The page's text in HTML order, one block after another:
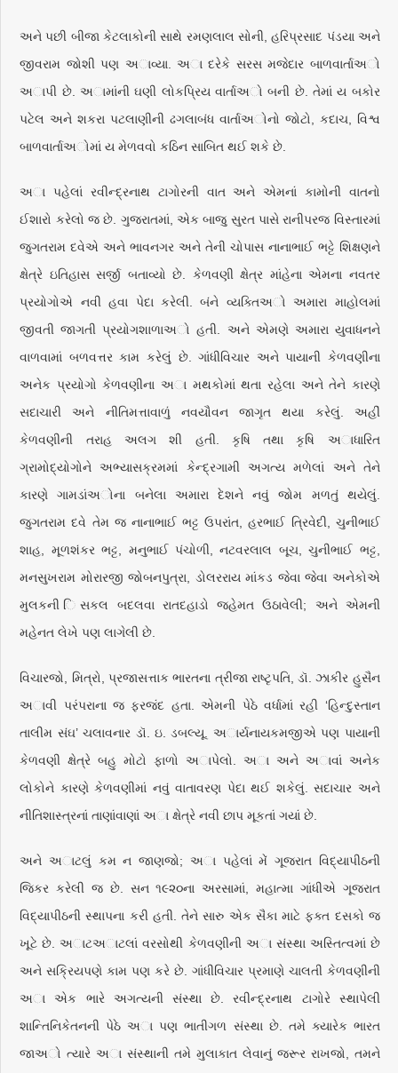
અને પછી બીજા કેટલાકોની સાથે રમણલાલ સોની, હરિપ્રસાદ પંડયા અને
જીવરામ જોશી પણ અાવ્યા. અા દરેકે સરસ મજેદાર બાળવાર્તાઅો
અાપી છે. અામાંની ઘણી લોકપ્રિય વાર્તાઅો બની છે. તેમાં ય બકોર
પટેલ અને શકરા પટલાણીની ઢગલાબંધ વાર્તાઅોનો જોટો, કદાચ, વિશ્વ
બાળવાર્તાઅોમાં ય મેળવવો કઠિન સાબિત થઈ શકે છે.
અા પહેલાં રવીન્દ્રનાથ ટાગોરની વાત અને એમનાં કામોની વાતનો
ઈશારો કરેલો જ છે. ગુજરાતમાં, એક બાજુ સુરત પાસે રાનીપરજ વિસ્તારમાં
જુગતરામ દવેએ અને ભાવનગર અને તેની ચોપાસ નાનાભાઈ ભટ્ટે શિક્ષણને
ક્ષેત્રે ઇતિહાસ સર્જી બતાવ્યો છે. કેળવણી ક્ષેત્ર માંહેના એમના નવતર
પ્રયોગોએ નવી હવા પેદા કરેલી. બંને વ્યક્તિઅો અમારા માહોલમાં
જીવતી જાગતી પ્રયોગશાળાઅો હતી. અને એમણે અમારા યુવાધનને
વાળવામાં બળવત્તર કામ કરેલું છે. ગાંધીવિચાર અને પાયાની કેળવણીના
અનેક પ્રયોગો કેળવણીના અા મથકોમાં થતા રહેલા અને તેને કારણે
સદાચારી અને નીતિમત્તાવાળું નવયૌવન જાગૃત થયા કરેલું. અહીં
કેળવણીની તરાહ અલગ શી હતી. કૃષિ તથા કૃષિ અાધારિત
ગ્રામોદ્યોગોને અભ્યાસક્રમમાં કેન્દ્રગામી અગત્ય મળેલાં અને તેને
કારણે ગામડાંઅોના બનેલા અમારા દેશને નવું જોમ મળતું થયેલું.
જુગતરામ દવે તેમ જ નાનાભાઈ ભટ્ટ ઉપરાંત, હરભાઈ ત્રિવેદી, ચુનીભાઈ
શાહ, મૂળશંકર ભટ્ટ, મનુભાઈ પંચોળી, નટવરલાલ બૂચ, ચુનીભાઈ ભટ્ટ,
મનસુખરામ મોરારજી જોબનપુત્રા, ડોલરરાય માંકડ જેવા જેવા અનેકોએ
મુલકની િસકલ બદલવા રાતદહાડો જહેમત ઉઠાવેલી; અને એમની
મહેનત લેખે પણ લાગેલી છે.
વિચારજો, મિત્રો, પ્રજાસત્તાક ભારતના ત્રીજા રાષ્ટૃપતિ, ડૉ. ઝાકીર હુસૈન
અાવી પરંપરાના જ ફરજંદ હતા. એમની પેઠે વર્ધામાં રહી ‘હિન્દુસ્તાન
તાલીમ સંઘ’ ચલાવનાર ડૉ. ઇ. ડબલ્યૂ. અાર્યનાયકમજીએ પણ પાયાની
કેળવણી ક્ષેત્રે બહુ મોટો ફાળો અાપેલો. અા અને અાવાં અનેક
લોકોને કારણે કેળવણીમાં નવું વાતાવરણ પેદા થઈ શકેલું. સદાચાર અને
નીતિશાસ્ત્રનાં તાણાંવાણાં અા ક્ષેત્રે નવી છાપ મૂકતાં ગયાં છે.
અને અાટલું કમ ન જાણજો; અા પહેલાં મેં ગૂજરાત વિદ્યાપીઠની
જિકર કરેલી જ છે. સન ૧૯૨૦ના અરસામાં, મહાત્મા ગાંધીએ ગૂજરાત
વિદ્યાપીઠની સ્થાપના કરી હતી. તેને સારુ એક સૈકા માટે ફક્ત દસકો જ
ખૂટે છે. અાટઅાટલાં વરસોથી કેળવણીની અા સંસ્થા અસ્તિત્વમાં છે
અને સક્રિયપણે કામ પણ કરે છે. ગાંધીવિચાર પ્રમાણે ચાલતી કેળવણીની
અા એક ભારે અગત્યની સંસ્થા છે. રવીન્દ્રનાથ ટાગોરે સ્થાપેલી
શાન્તિનિકેતનની પેઠે અા પણ ભાતીગળ સંસ્થા છે. તમે ક્યારેક ભારત
જાઅો ત્યારે અા સંસ્થાની તમે મુલાકાત લેવાનું જરૂર રાખજો, તમને